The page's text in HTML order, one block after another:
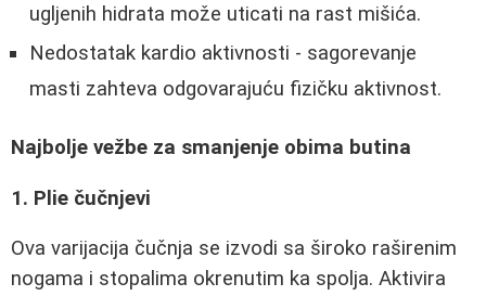
ugljenih hidrata može uticati na rast mišića.
Nedostatak kardio aktivnosti - sagorevanje
masti zahteva odgovarajuću fizičku aktivnost.
Najbolje vežbe za smanjenje obima butina
1. Plie čučnjevi
Ova varijacija čučnja se izvodi sa široko raširenim
nogama i stopalima okrenutim ka spolja. Aktivira